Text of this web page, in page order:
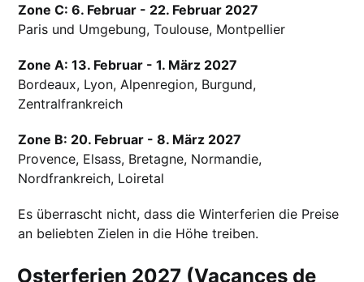
Zone C: 6. Februar - 22. Februar 2027
Paris und Umgebung, Toulouse, Montpellier
Zone A: 13. Februar - 1. März 2027
Bordeaux, Lyon, Alpenregion, Burgund,
Zentralfrankreich
Zone B: 20. Februar - 8. März 2027
Provence, Elsass, Bretagne, Normandie,
Nordfrankreich, Loiretal
Es überrascht nicht, dass die Winterferien die Preise
an beliebten Zielen in die Höhe treiben.
Osterferien 2027 (Vacances de